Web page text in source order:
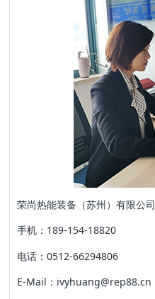
荣尚热能装备（苏州）有限公司
手机：189-154-18820
电话：0512-66294806
E-Mail：ivyhuang@rep88.cn